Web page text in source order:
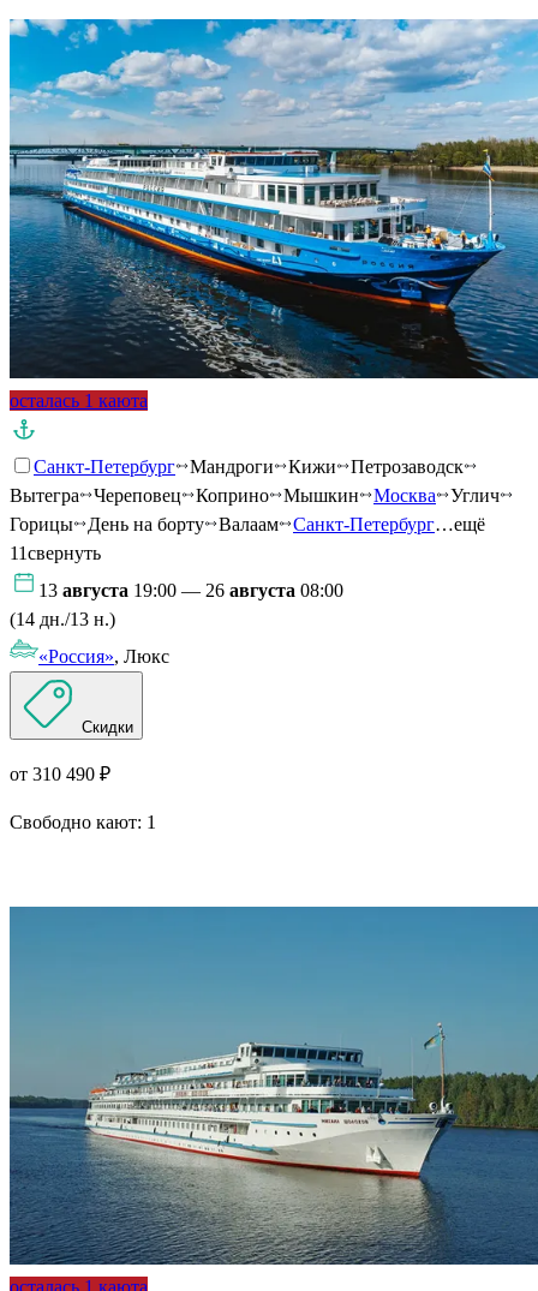
осталась 1 каюта
Санкт-Петербург Мандроги Кижи
Петрозаводск
Вытегра
Череповец Коприно Мышкин Москва
Углич
Горицы
День на борту Валаам Санкт-Петербург…ещё
11свернуть
13 августа 19:00 — 26 августа 08:00
(14 дн./13 н.)
«Россия», Люкс
Скидки
от 310 490 ₽
Свободно кают: 1
осталась 1 каюта